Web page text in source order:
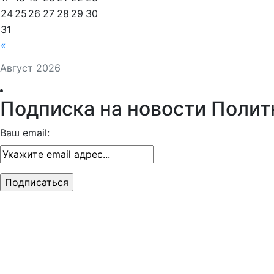
Август 2026
«
24 25 26 27 28 29 30
31
Подписка на новости
Ваш email: